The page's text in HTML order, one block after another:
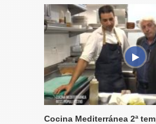
Cocina Mediterránea 2ª